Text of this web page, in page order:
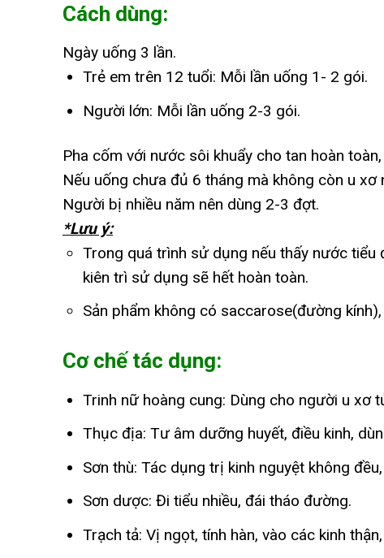
Cách dùng:
Ngày uống 3 lần.
Trẻ em trên 12 tuổi: Mỗi lần uống 1- 2 gói.
Người lớn: Mỗi lần uống 2-3 gói.
Pha cốm với nước sôi khuẩy cho tan hoàn
Nếu uống chưa đủ 6 tháng mà không còn u
Người bị nhiều năm nên dùng 2-3 đợt.
*Lưu ý:
Trong quá trình sử dụng nếu thấy nước tiểu
kiên trì sử dụng sẽ hết hoàn toàn.
Sản phẩm không có saccarose(đường
Cơ chế tác dụng:
Trinh nữ hoàng cung: Dùng cho người u xơ
Thục địa: Tư âm dưỡng huyết, điều kinh,
Sơn thù: Tác dụng trị kinh nguyệt không
Sơn dược: Đi tiểu nhiều, đái tháo đường.
Trạch tả: Vị ngọt, tính hàn, vào các kinh